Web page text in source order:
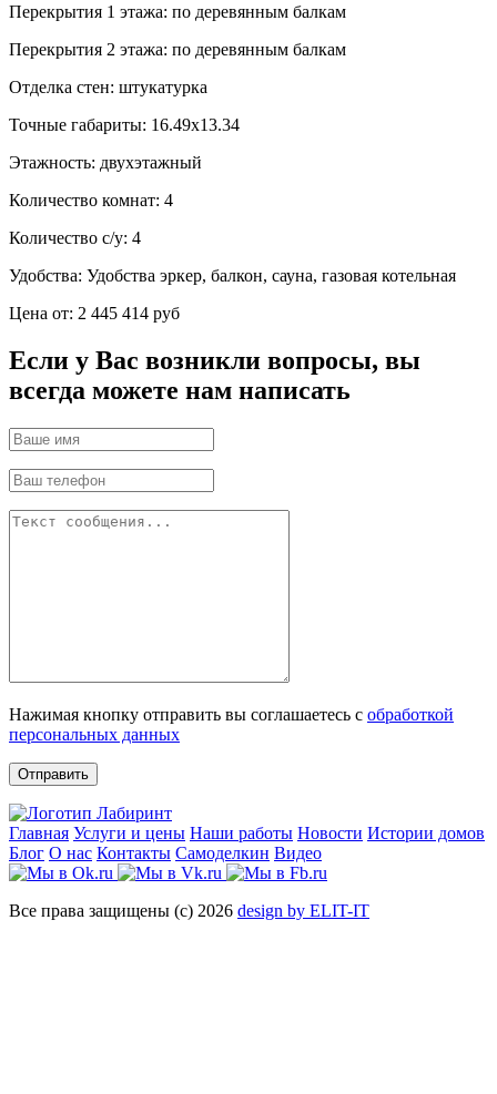
Перекрытия 1 этажа: по деревянным балкам
Перекрытия 2 этажа: по деревянным балкам
Отделка стен: штукатурка
Точные габариты: 16.49х13.34
Этажность: двухэтажный
Количество комнат: 4
Количество с/у: 4
Удобства: Удобства эркер, балкон, сауна, газовая котельная
Цена от: 2 445 414 руб
Если у Вас возникли вопросы, вы
всегда можете нам написать
Нажимая кнопку отправить вы соглашаетесь с обработкой
персональных данных
Отправить
Главная Услуги и цены Наши работы Новости Истории домов
Блог О нас Контакты Самоделкин Видео
Все права защищены (с) 2026 design by ELIT-IT